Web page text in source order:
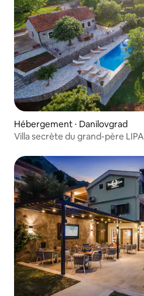
Hébergement ⋅ Danilovgrad
Villa secrète du grand-père LIPA